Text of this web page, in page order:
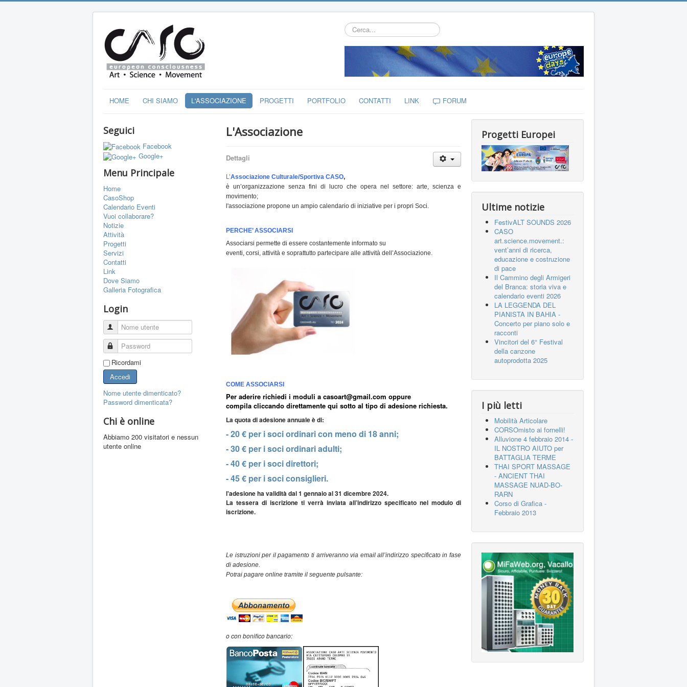
Cerca...
HOME CHI SIAMO L'ASSOCIAZIONE PROGETTI PORTFOLIO CONTATTI LINK FORUM
Seguici
Facebook
Google+
Menu Principale
Home
CasoShop
Calendario Eventi
Vuoi collaborare?
Notizie
Attività
Progetti
Servizi
Contatti
Link
Dove Siamo
Galleria Fotografica
Login
Nome utente
Password
Ricordami
Accedi
Nome utente dimenticato?
Password dimenticata?
Chi è online
Abbiamo 200 visitatori e nessun
utente online
L'Associazione
Dettagli
L’Associazione Culturale/Sportiva CASO,
è un’organizzazione senza fini di lucro che opera nel settore: arte, scienza e
movimento;
l'associazione propone un ampio calendario di iniziative per i propri Soci.
PERCHE’ ASSOCIARSI
Associarsi permette di essere costantemente informato su
eventi, corsi, attività e soprattutto partecipare alle attività dell’Associazione.
COME ASSOCIARSI
Per aderire richiedi i moduli a casoart@gmail.com oppure
compila cliccando direttamente qui sotto al tipo di adesione richiesta.
La quota di adesione annuale è di:
- 20 € per i soci ordinari con meno di 18 anni;
- 30 € per i soci ordinari adulti;
- 40 € per i soci direttori;
- 45 € per i soci consiglieri.
l'adesione ha validità dal 1 gennaio al 31 dicembre 2024.
La tessera di iscrizione ti verrà inviata all’indirizzo specificato nel modulo di
iscrizione.
Le istruzioni per il pagamento ti arriveranno via email all’indirizzo specificato in fase
di adesione.
Potrai pagare online tramite il seguente pulsante:
o con bonifico bancario:
Progetti Europei
Ultime notizie
FestivALT SOUNDS 2026
CASO
art.science.movement.:
vent’anni di ricerca,
educazione e costruzione
di pace
Il Cammino degli Armigeri
del Branca: storia viva e
calendario eventi 2026
LA LEGGENDA DEL
PIANISTA IN BAHIA -
Concerto per piano solo e
racconti
Vincitori del 6° Festival
della canzone
autoprodotta 2025
I più letti
Mobilità Articolare
CORSOmisto ai fornelli!
Alluvione 4 febbraio 2014 -
IL NOSTRO AIUTO per
BATTAGLIA TERME
THAI SPORT MASSAGE
- ANCIENT THAI
MASSAGE NUAD-BO-
RARN
Corso di Grafica -
Febbraio 2013